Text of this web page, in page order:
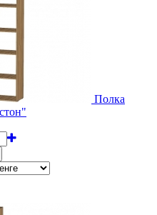
Полка